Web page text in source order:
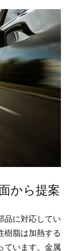
から提案
品に対応してい
樹脂は加熱する
ています。金属